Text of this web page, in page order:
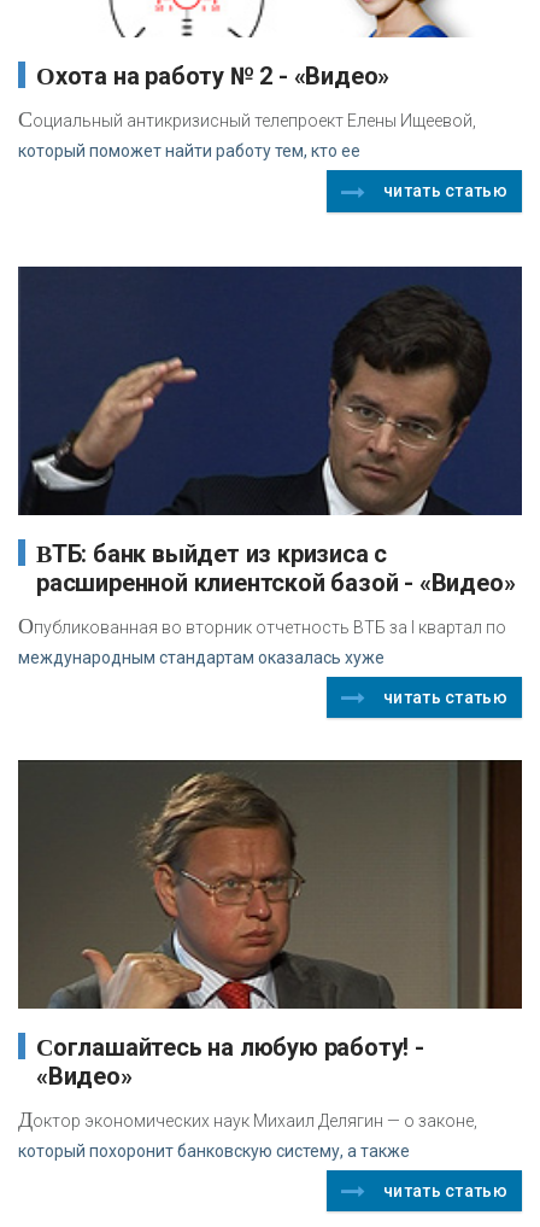
Охота на работу № 2 - «Видео»
Социальный антикризисный телепроект Елены Ищеевой,
который поможет найти работу тем, кто ее
читать статью
ВТБ: банк выйдет из кризиса с
расширенной клиентской базой - «Видео»
Опубликованная во вторник отчетность ВТБ за I квартал по
международным стандартам оказалась хуже
читать статью
Соглашайтесь на любую работу! -
«Видео»
Доктор экономических наук Михаил Делягин — о законе,
который похоронит банковскую систему, а также
читать статью